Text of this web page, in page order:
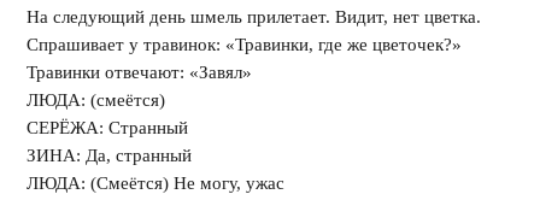
На следующий день шмель прилетает. Видит, нет цветка.
Спрашивает у травинок: «Травинки, где же цветочек?»
Травинки отвечают: «Завял»
ЛЮДА: (смеётся)
СЕРЁЖА: Странный
ЗИНА: Да, странный
ЛЮДА: (Смеётся) Не могу, ужас